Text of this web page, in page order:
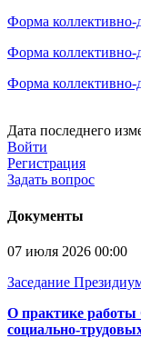
Форма
Форма
Форма
Дата последнего
Войти
Регистрация
Задать вопрос
Документы
07 июля 2026 00:00
Заседание
О практике
социально-